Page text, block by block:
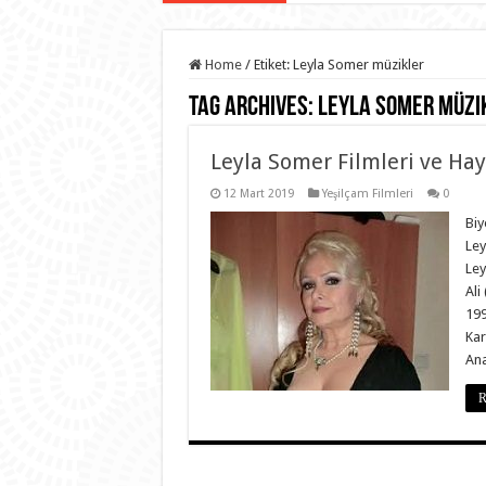
Home / Etiket: Leyla Somer müzikler
Tag Archives: Leyla Somer
Leyla Somer Filmleri ve
12 Mart 2019 Yeşilçam Filmleri 0
Ali